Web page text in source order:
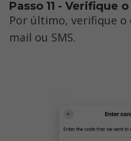
Passo 11 - Verifique
Por último, verifique o
mail ou SMS.